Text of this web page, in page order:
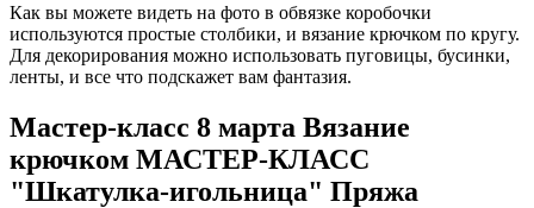
Как вы можете видеть на фото в обвязке коробочки
используются простые столбики, и вязание крючком по кругу.
Для декорирования можно использовать пуговицы, бусинки,
ленты, и все что подскажет вам фантазия.
Мастер-класс 8 марта Вязание
крючком МАСТЕР-КЛАСС
"Шкатулка-игольница" Пряжа